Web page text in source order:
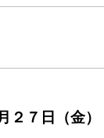
２７日（金